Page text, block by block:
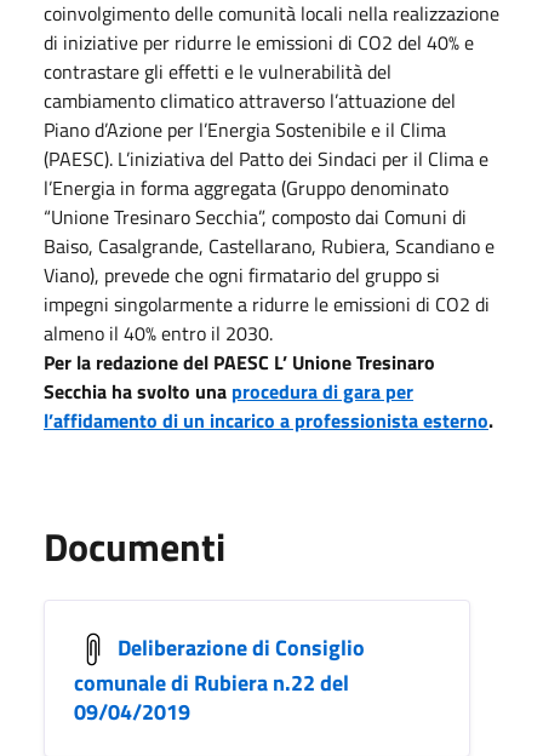
coinvolgimento delle comunità locali nella realizzazione
di iniziative per ridurre le emissioni di CO2 del 40% e
contrastare gli effetti e le vulnerabilità del
cambiamento climatico attraverso l’attuazione del
Piano d’Azione per l’Energia Sostenibile e il Clima
(PAESC). L’iniziativa del Patto dei Sindaci per il Clima e
l’Energia in forma aggregata (Gruppo denominato
“Unione Tresinaro Secchia”, composto dai Comuni di
Baiso, Casalgrande, Castellarano, Rubiera, Scandiano e
Viano), prevede che ogni firmatario del gruppo si
impegni singolarmente a ridurre le emissioni di CO2 di
almeno il 40% entro il 2030.
Per la redazione del PAESC L’ Unione Tresinaro
Secchia ha svolto una procedura di gara per
l’affidamento di un incarico a professionista esterno.
Documenti
Deliberazione di Consiglio
comunale di Rubiera n.22 del
09/04/2019